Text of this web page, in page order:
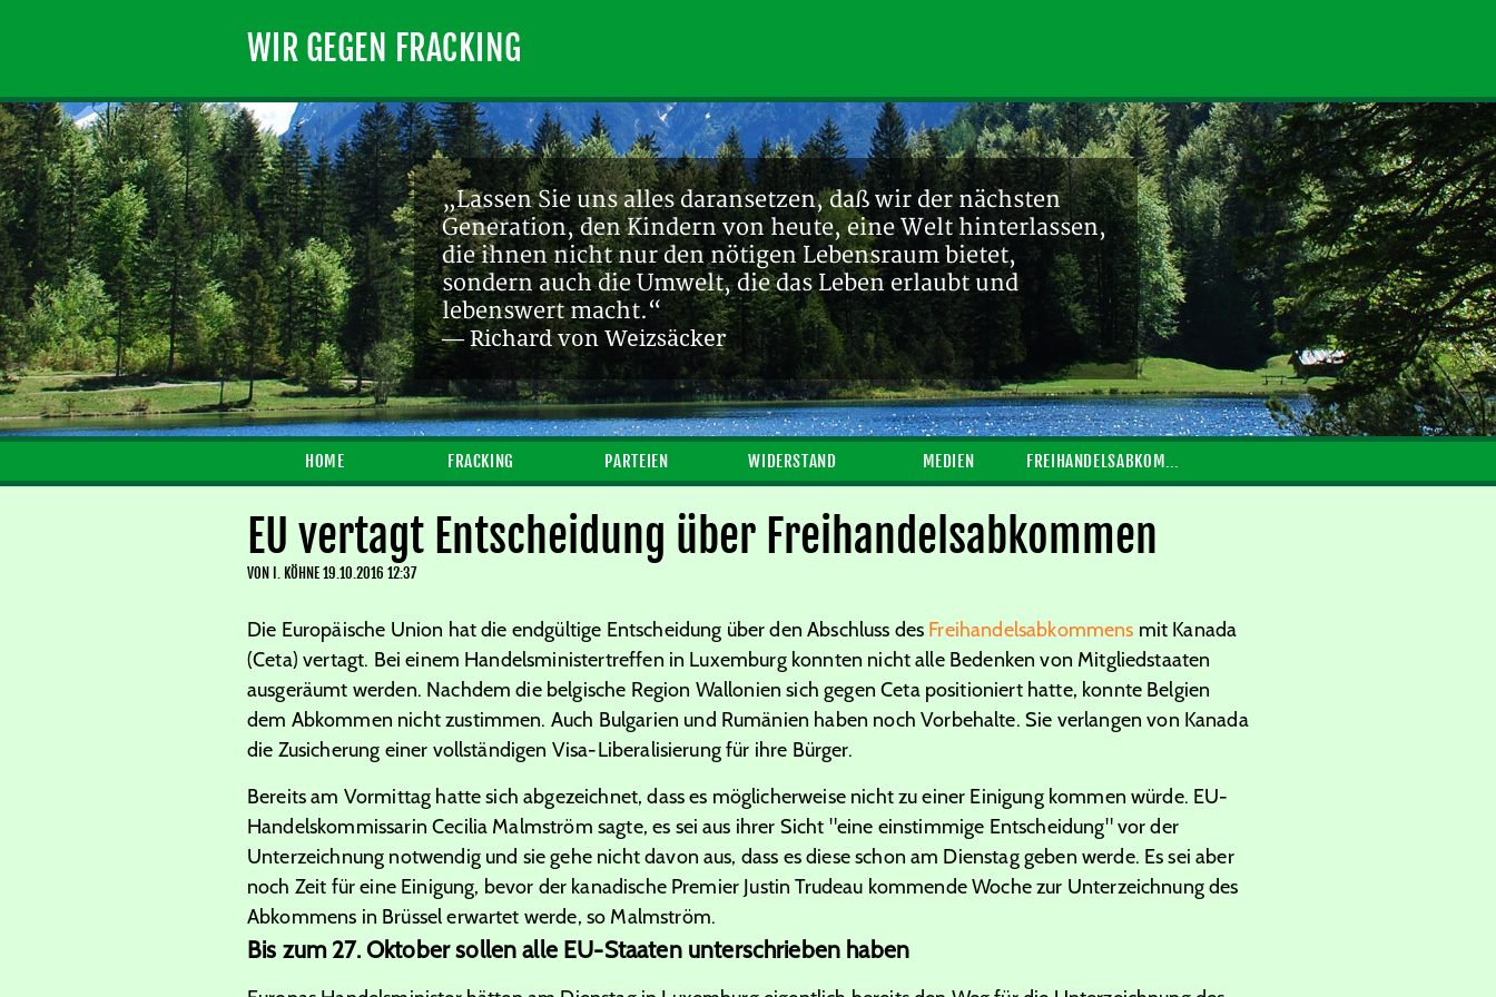
WIR GEGEN FRACKING
„Lassen Sie uns alles daransetzen, daß wir der nächsten
Generation, den Kindern von heute, eine Welt hinterlassen,
die ihnen nicht nur den nötigen Lebensraum bietet,
sondern auch die Umwelt, die das Leben erlaubt und
lebenswert macht.“
— Richard von Weizsäcker
HOME FRACKING PARTEIEN WIDERSTAND MEDIEN FREIHANDELSABKOMMEN
EU vertagt Entscheidung über Freihandelsabkommen
VON I. KÖHNE19.10.2016 12:37
Die Europäische Union hat die endgültige Entscheidung über den Abschluss des Freihandelsabkommens mit Kanada
(Ceta) vertagt. Bei einem Handelsministertreffen in Luxemburg konnten nicht alle Bedenken von Mitgliedstaaten
ausgeräumt werden. Nachdem die belgische Region Wallonien sich gegen Ceta positioniert hatte, konnte Belgien
dem Abkommen nicht zustimmen. Auch Bulgarien und Rumänien haben noch Vorbehalte. Sie verlangen von Kanada
die Zusicherung einer vollständigen Visa-Liberalisierung für ihre Bürger.
Bereits am Vormittag hatte sich abgezeichnet, dass es möglicherweise nicht zu einer Einigung kommen würde. EU-
Handelskommissarin Cecilia Malmström sagte, es sei aus ihrer Sicht "eine einstimmige Entscheidung" vor der
Unterzeichnung notwendig und sie gehe nicht davon aus, dass es diese schon am Dienstag geben werde. Es sei aber
noch Zeit für eine Einigung, bevor der kanadische Premier Justin Trudeau kommende Woche zur Unterzeichnung des
Abkommens in Brüssel erwartet werde, so Malmström.
Bis zum 27. Oktober sollen alle EU-Staaten unterschrieben haben